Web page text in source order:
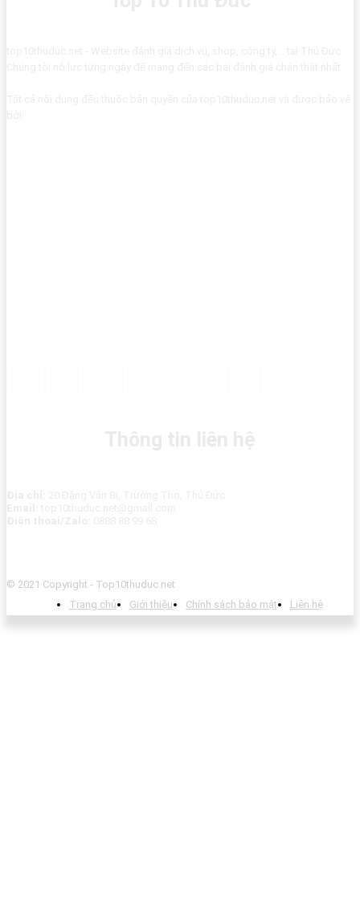
© 2021 Copyright - Top10thuduc.net
Trang chủ
Giới thiệu Chính sách bảo mật Liên hệ